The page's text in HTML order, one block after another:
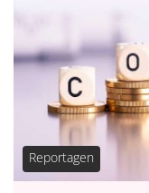
Reportagen